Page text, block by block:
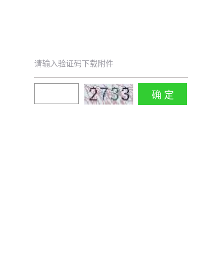
请输入验证码下载附件